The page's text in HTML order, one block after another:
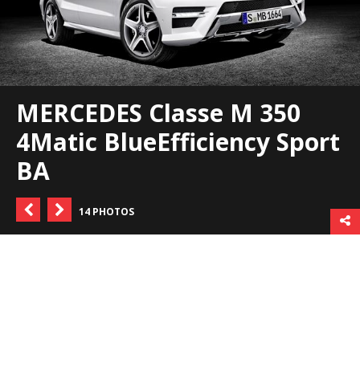
MERCEDES Classe M 350
4Matic BlueEfficiency Sport
BA
14 PHOTOS